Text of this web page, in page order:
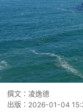
撰文： 凌逸德
出版： 2026-01-04